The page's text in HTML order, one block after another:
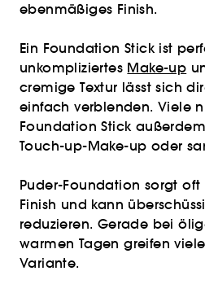
ebenmäßiges Finish.
Ein Foundation Stick ist
unkompliziertes Make-up
cremige Textur lässt sich
einfach verblenden. Viele
Foundation Stick
Touch-up-Make-up oder
Puder-Foundation sorgt
Finish und kann
reduzieren. Gerade bei
warmen Tagen greifen
Variante.